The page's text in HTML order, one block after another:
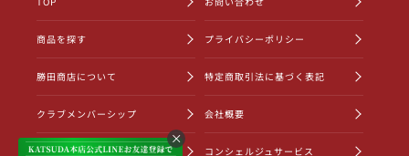
商品を探す
勝田商店について
クラブメンバーシップ
ショッピングガイド
プライバシーポリシー
特定商取引法に基づく表記
会社概要
コンシェルジュサービス